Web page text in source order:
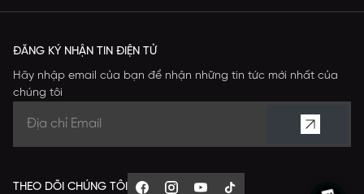
ĐĂNG KÝ NHẬN TIN ĐIỆN TỬ
Hãy nhập email của bạn để nhận những tin tức mới nhất của
chúng tôi
THEO DÕI CHÚNG TÔI